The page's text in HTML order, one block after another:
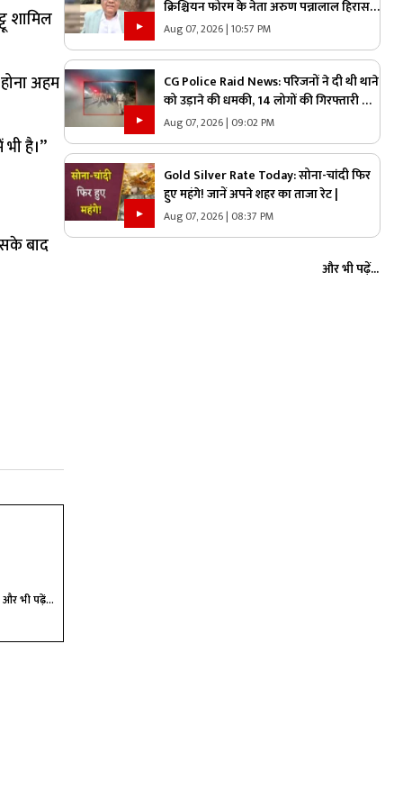
शामिल
अहम
है।’’
बाद
और भी पढ़ें...
क्रिश्चियन फोरम के नेता अरुण पन्नालाल हिरासत
में.. कड़े सुरक्षा के बीच थाने ले गई पुलिस, जानें
क्या है आरोप
Aug 07, 2026 | 10:57 PM
CG Police Raid News: परिजनों ने दी थी थाने
को उड़ाने की धमकी, 14 लोगों की गिरफ्तारी के
बाद NSA के आरोपी के घर पुलिस ने मारा छापा,
जांच में मिली ये चौंकाने वाली चीज
Aug 07, 2026 | 09:02 PM
Gold Silver Rate Today: सोना-चांदी फिर
हुए महंगे! जानें अपने शहर का ताजा रेट |
Aug 07, 2026 | 08:37 PM
और भी पढ़ें...